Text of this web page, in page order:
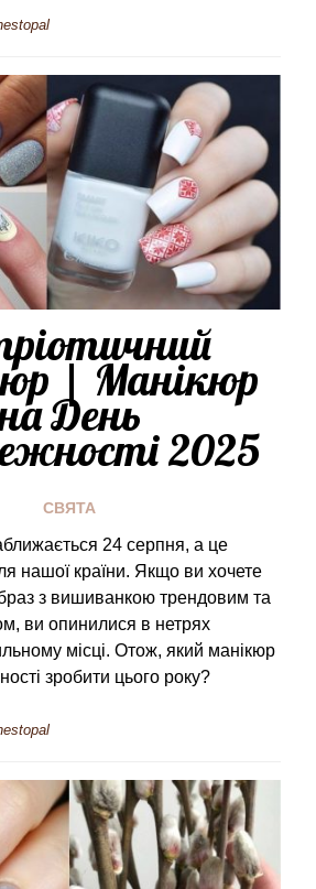
| Манікюр
День
2025
СВЯТА
24 серпня, а це
нашої країни. Якщо ви хочете
з вишиванкою трендовим та
ви опинилися в нетрях
місці. Отож, який манікюр
зробити цього року?